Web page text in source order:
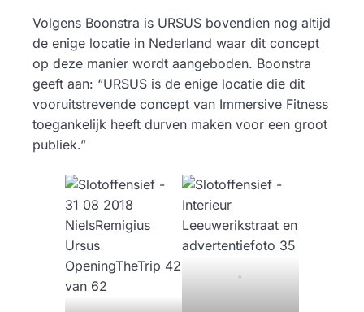
Volgens Boonstra is URSUS bovendien nog altijd
de enige locatie in Nederland waar dit concept
op deze manier wordt aangeboden. Boonstra
geeft aan: “URSUS is de enige locatie die dit
vooruitstrevende concept van Immersive Fitness
toegankelijk heeft durven maken voor een groot
publiek.”
.